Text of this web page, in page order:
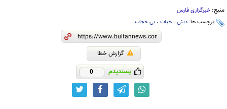
منبع: خبرگزاری فارس
برچسب ها: دینی ، هیات ، بی حجاب
گزارش خطا
پسندیدم 0